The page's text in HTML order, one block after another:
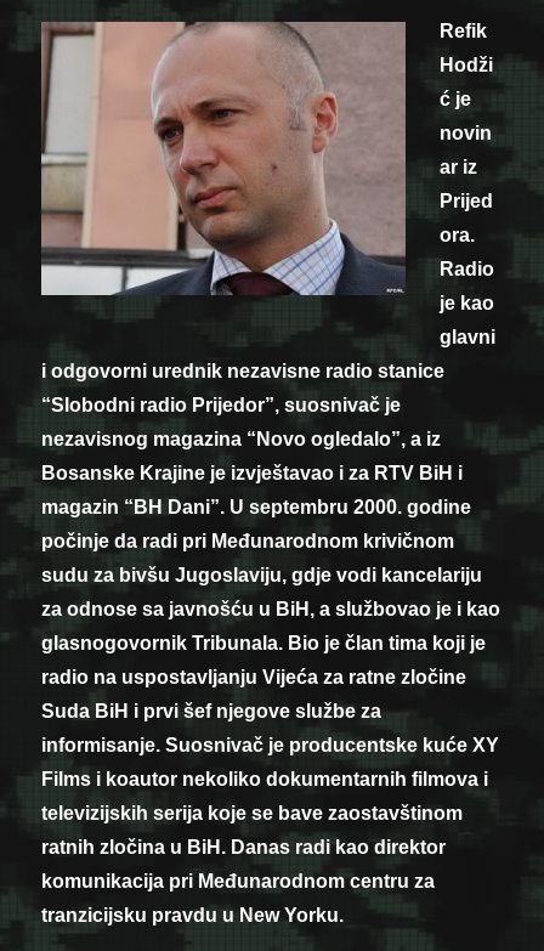
Refik
Hodži
ć je
novin
ar iz
Prijed
ora.
Radio
je kao
glavni
i odgovorni urednik nezavisne radio stanice
“Slobodni radio Prijedor”, suosnivač je
nezavisnog magazina “Novo ogledalo”, a iz
Bosanske Krajine je izvještavao i za RTV BiH i
magazin “BH Dani”. U septembru 2000. godine
počinje da radi pri Međunarodnom krivičnom
sudu za bivšu Jugoslaviju, gdje vodi kancelariju
za odnose sa javnošću u BiH, a službovao je i kao
glasnogovornik Tribunala. Bio je član tima koji je
radio na uspostavljanju Vijeća za ratne zločine
Suda BiH i prvi šef njegove službe za
informisanje. Suosnivač je producentske kuće XY
Films i koautor nekoliko dokumentarnih filmova i
televizijskih serija koje se bave zaostavštinom
ratnih zločina u BiH. Danas radi kao direktor
komunikacija pri Međunarodnom centru za
tranzicijsku pravdu u New Yorku.